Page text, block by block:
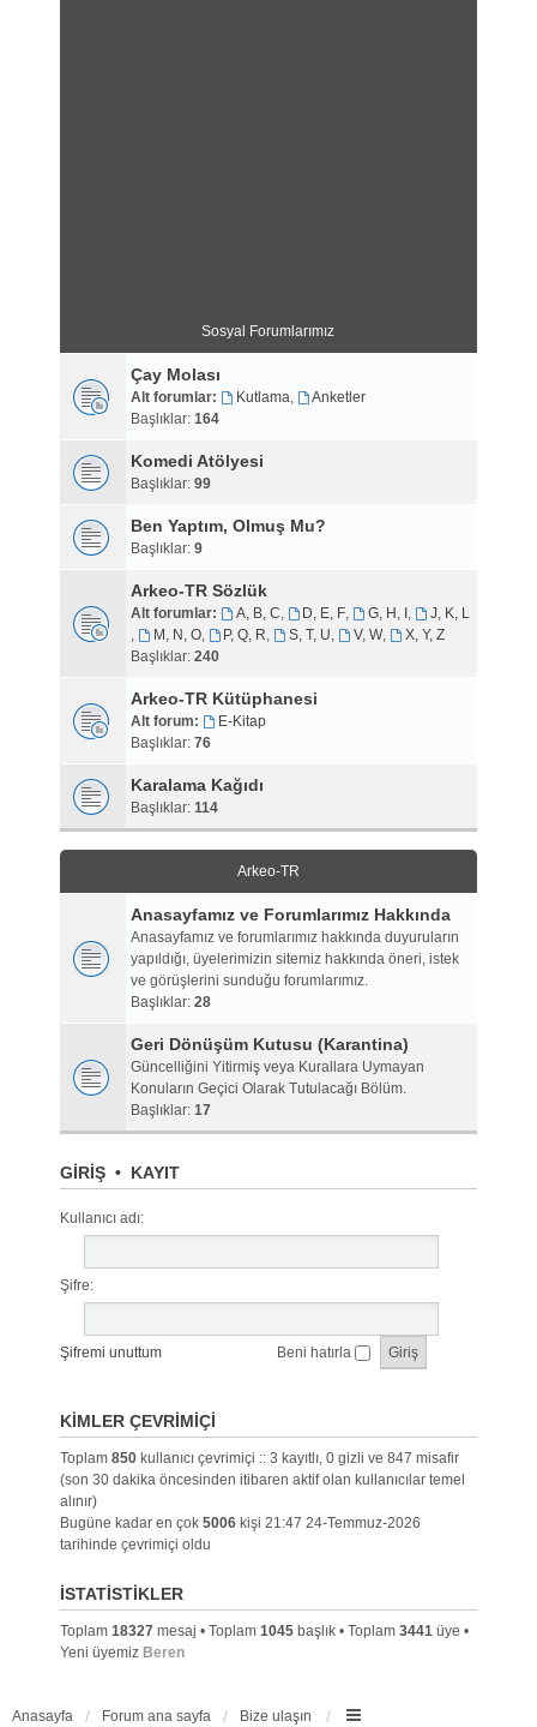
Sosyal Forumlarımız
Çay Molası
Alt forumlar: Kutlama,
Anketler
Başlıklar: 164
Komedi Atölyesi
Başlıklar: 99
Ben Yaptım, Olmuş Mu?
Başlıklar: 9
Arkeo-TR Sözlük
Alt forumlar: A, B, C, D, E, F, G, H, I ,
J, K, L
,
M, N, O, P, Q, R, S, T, U, V, W,
X, Y, Z
Başlıklar: 240
Arkeo-TR Kütüphanesi
Alt forum:
E-Kitap
Başlıklar: 76
Karalama Kağıdı
Başlıklar: 114
Arkeo-TR
Anasayfamız ve Forumlarımız Hakkında
Anasayfamız ve forumlarımız hakkında duyuruların
yapıldığı, üyelerimizin sitemiz hakkında öneri, istek
ve görüşlerini sunduğu forumlarımız.
Başlıklar: 28
Geri Dönüşüm Kutusu (Karantina)
Güncelliğini Yitirmiş veya Kurallara Uymayan
Konuların Geçici Olarak Tutulacağı Bölüm.
Başlıklar: 17
GIRIŞ• KAYIT
Kullanıcı adı:
Şifre:
Şifremi unuttum Beni hatırla
KIMLER ÇEVRIMIÇI
Toplam 850kullanıcı çevrimiçi :: 3 kayıtlı, 0 gizli ve 847 misafir
(son 30 dakika öncesinden itibaren aktif olan kullanıcılar temel
alınır)
Bugüne kadar en çok 5006kişi 21:47 24-Temmuz-2026
tarihinde çevrimiçi oldu
İSTATISTIKLER
Toplam 18327mesaj • Toplam 1045başlık • Toplam 3441üye •
Yeni üyemiz Beren
Anasayfa Forum ana sayfa Bize ulaşın